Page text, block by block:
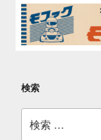
検索
索: